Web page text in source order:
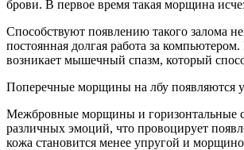
брови. В первое время такая морщина
Способствуют появлению такого залома
постоянная долгая работа за
возникает мышечный спазм, который
Поперечные морщины на лбу появляются
Межбровные морщины и горизонтальные
различных эмоций, что провоцирует
кожа становится менее упругой и